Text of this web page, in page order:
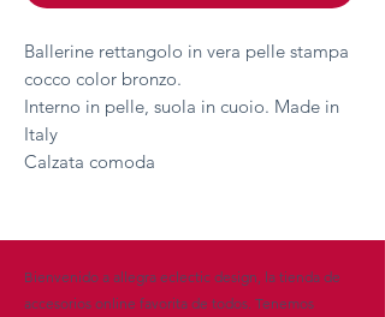
Ballerine rettangolo in vera pelle stampa
cocco color bronzo.
Interno in pelle, suola in cuoio. Made in
Italy
Calzata comoda
Bienvenido a allegra eclectic design, la tienda de
accesorios online favorita de todos. Tenemos